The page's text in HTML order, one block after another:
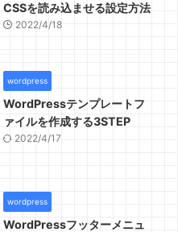
CSSを読み込ませる設定方法
2022/4/18
wordpress
WordPressテンプレートフ
ァイルを作成する3STEP
2022/4/17
wordpress
WordPressフッターメニュ